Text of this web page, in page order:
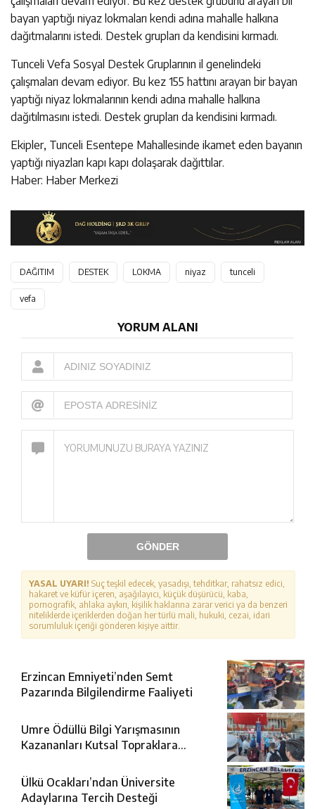
bayan yaptığı niyaz lokmaları kendi adına mahalle halkına
dağıtmalarını istedi. Destek grupları da kendisini kırmadı.
Tunceli Vefa Sosyal Destek Gruplarının il genelindeki
çalışmaları devam ediyor. Bu kez 155 hattını arayan bir bayan
yaptığı niyaz lokmalarının kendi adına mahalle halkına
dağıtılmasını istedi. Destek grupları da kendisini kırmadı.
Ekipler, Tunceli Esentepe Mahallesinde ikamet eden bayanın
yaptığı niyazları kapı kapı dolaşarak dağıttılar.
Haber: Haber Merkezi
DAĞITIM DESTEK LOKMA niyaz tunceli
vefa
YORUM ALANI
GÖNDER
YASAL UYARI! Suç teşkil edecek, yasadışı, tehditkar, rahatsız edici,
hakaret ve küfür içeren, aşağılayıcı, küçük düşürücü, kaba,
pornografik, ahlaka aykırı, kişilik haklarına zarar verici ya da benzeri
niteliklerde içeriklerden doğan her türlü mali, hukuki, cezai, idari
sorumluluk içeriği gönderen kişiye aittir.
Erzincan Emniyeti’nden Semt
Pazarında Bilgilendirme Faaliyeti
Umre Ödüllü Bilgi Yarışmasının
Kazananları Kutsal Topraklara
Ülkü Ocakları’ndan Üniversite
Adaylarına Tercih Desteği